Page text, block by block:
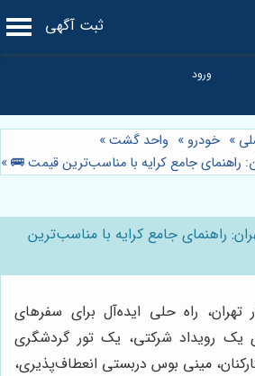
ثبت آگهی
» خودرو » واحد گشت»
راهنمای جامع کرایه با مناسب‌ترین قیمت 🚌»
راهنمای جامع کرایه با مناسب‌ترین
راه حلی ایده‌آل برای سفرهای
رویداد شرکتی، یک تور گردشگری
مینی بوس دربستی انعطاف‌پذیری،